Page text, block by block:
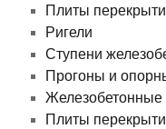
Плиты
Ригели
Ступени
Прогоны и
Железобетонные
Плиты